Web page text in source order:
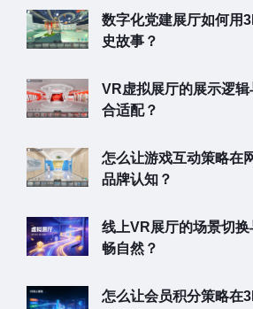
数字化党建展厅如何用
史故事？
VR虚拟展厅的展示逻
合适配？
怎么让游戏互动策略在
品牌认知？
线上VR展厅的场景切
畅自然？
怎么让会员积分策略在